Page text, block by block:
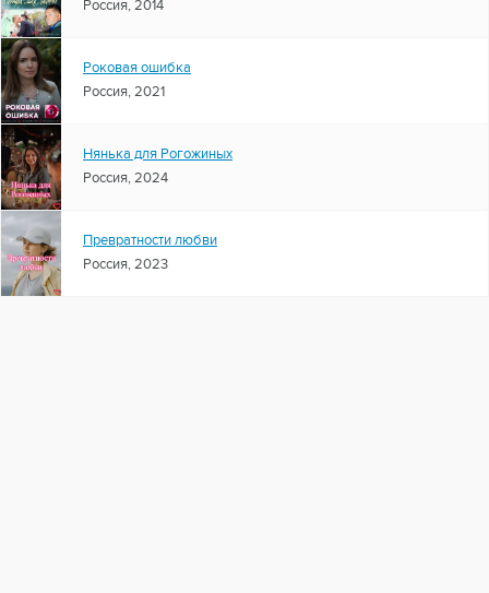
Россия, 2014
Роковая ошибка
Россия, 2021
Нянька для Рогожиных
Россия, 2024
Превратности любви
Россия, 2023